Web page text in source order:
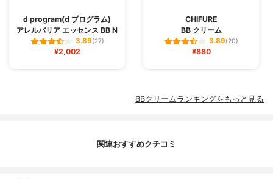
d program(d プログラム)
アレルバリア エッセンス BB N
3.89(27)
¥2,002
CHIFURE
BB クリーム
3.89(20)
¥880
BBクリームランキングをもっと見る
関連おすすめクチコミ